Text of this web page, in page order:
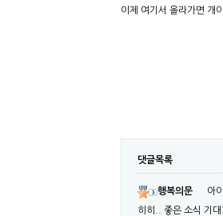
이제 여기서 올라가면 개
댓글목록
행복의문 아
히히.. 좋은 소식 기